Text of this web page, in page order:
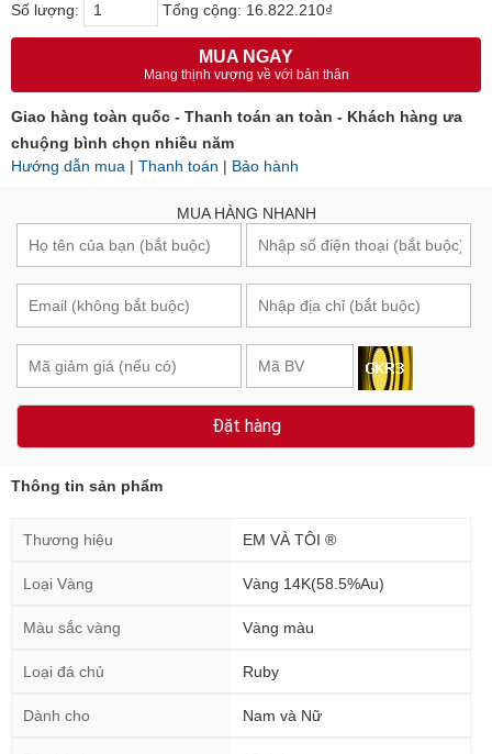
Số lượng: Tổng cộng: 16.822.210₫
MUA NGAY
Mang thịnh vượng về với bản thân
Giao hàng toàn quốc - Thanh toán an toàn - Khách hàng ưa
chuộng bình chọn nhiều năm
Hướng dẫn mua | Thanh toán | Bảo hành
MUA HÀNG NHANH
Đặt hàng
Thông tin sản phẩm
Thương hiệu EM VÀ TÔI ®
Loại Vàng Vàng 14K(58.5%Au)
Màu sắc vàng Vàng màu
Loại đá chủ Ruby
Dành cho Nam và Nữ